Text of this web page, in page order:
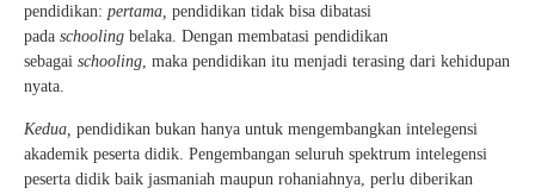
pendidikan: pertama, pendidikan tidak bisa dibatasi
pada schooling belaka. Dengan membatasi pendidikan
sebagai schooling, maka pendidikan itu menjadi terasing dari kehidupan
nyata.
Kedua, pendidikan bukan hanya untuk mengembangkan intelegensi
akademik peserta didik. Pengembangan seluruh spektrum intelegensi
peserta didik baik jasmaniah maupun rohaniahnya, perlu diberikan